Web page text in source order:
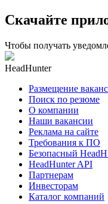
Скачайте
Чтобы получать
HeadHunter
Размещение
Поиск по резюме
О компании
Наши вакансии
Реклама на сайте
Требования к ПО
Безопасный
HeadHunter API
Партнерам
Инвесторам
Каталог компаний